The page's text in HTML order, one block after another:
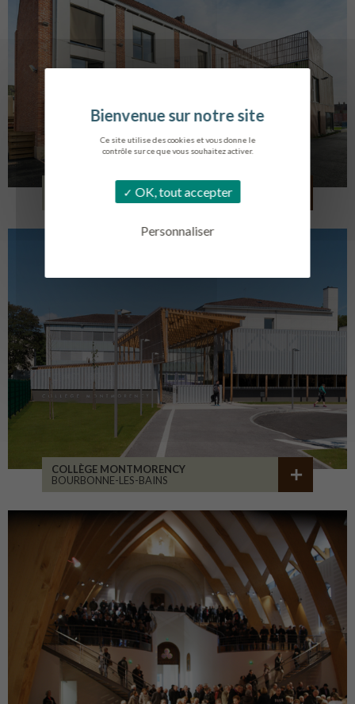
Ce site utilise des cookies et vous donne le
contrôle sur ce que vous souhaitez activer.
OK, tout accepter
Personnaliser
LOG. JEUNES TRAVAILLEURS
COLLÈGE MONTMORENCY
BOURBONNE-LES-BAINS